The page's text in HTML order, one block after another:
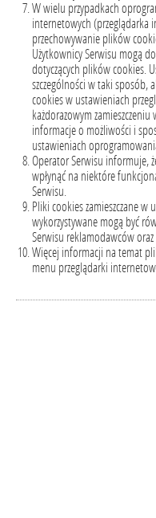
W wielu przypadkach
internetowych (przeglądarka
przechowywanie plików
Użytkownicy Serwisu mogą
dotyczących plików cookies.
szczególności w taki sposób,
cookies w ustawieniach
każdorazowym
informacje o możliwości i
ustawieniach
Operator Serwisu informuje,
wpłynąć na niektóre
Serwisu.
Pliki cookies zamieszczane
wykorzystywane mogą być
Serwisu reklamodawców
Więcej informacji na temat
menu przeglądarki